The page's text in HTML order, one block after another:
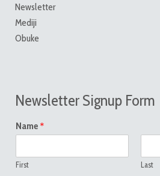
Newsletter
Mediji
Obuke
Newsletter Signup Form
Name *
First Last